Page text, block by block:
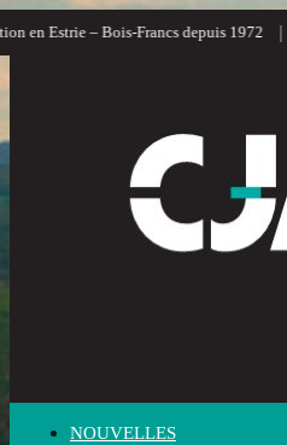
en Estrie – Bois-Francs depuis 1972 |
NOUVELLES